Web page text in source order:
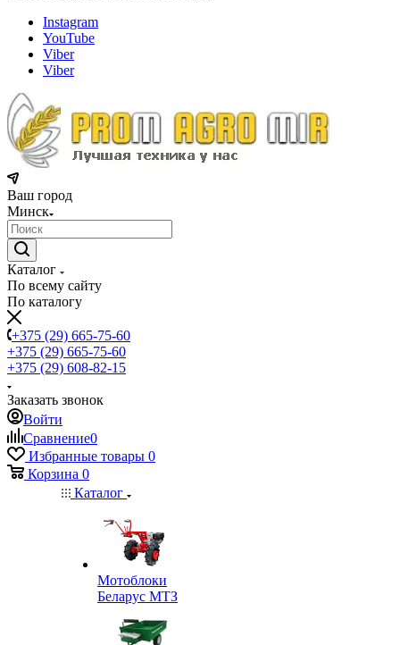
Instagram
YouTube
Viber
Viber
Ваш город
Минск
Каталог
По всему сайту
По каталогу
+375 (29) 665-75-60
+375 (29) 665-75-60
+375 (29) 608-82-15
Заказать звонок
Войти
Сравнение0
Избранные товары 0
Корзина 0
Каталог
Мотоблоки
Беларус МТЗ